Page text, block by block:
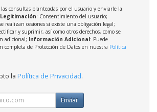
las consultas planteadas por el usuario y enviarle la
Legitimación: Consentimiento del usuario;
realizan cesiones si existe una obligación legal;
y suprimir, así como otros derechos, como se
adicional; Información Adicional: Puede
completa de Protección de Datos en nuestra Política
la Política de Privacidad.
Enviar